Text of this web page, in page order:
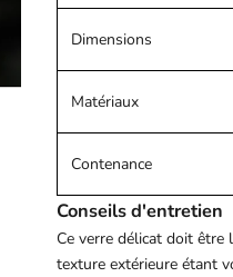
Dimensions
Matériaux
Contenance
Conseils d'entretien
Ce verre délicat doit être
texture extérieure étant